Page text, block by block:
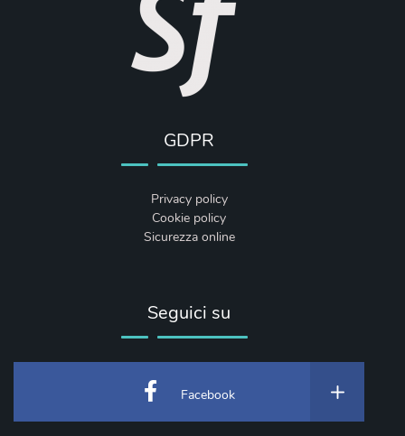
GDPR
Privacy policy
Cookie policy
Sicurezza online
Seguici su
Facebook